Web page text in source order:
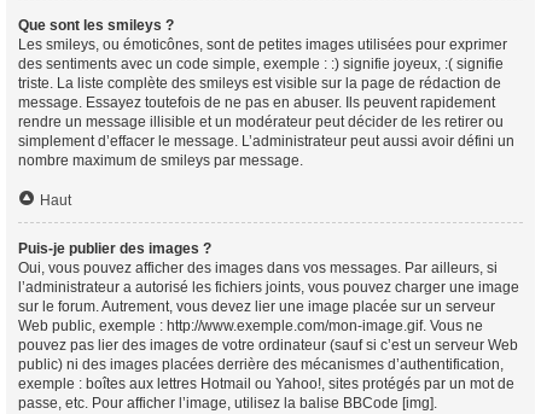
Que sont les smileys ?
Les smileys, ou émoticônes, sont de petites images utilisées pour exprimer
des sentiments avec un code simple, exemple : :) signifie joyeux, :( signifie
triste. La liste complète des smileys est visible sur la page de rédaction de
message. Essayez toutefois de ne pas en abuser. Ils peuvent rapidement
rendre un message illisible et un modérateur peut décider de les retirer ou
simplement d’effacer le message. L’administrateur peut aussi avoir défini un
nombre maximum de smileys par message.
Haut
Puis-je publier des images ?
Oui, vous pouvez afficher des images dans vos messages. Par ailleurs, si
l’administrateur a autorisé les fichiers joints, vous pouvez charger une image
sur le forum. Autrement, vous devez lier une image placée sur un serveur
Web public, exemple : http://www.exemple.com/mon-image.gif. Vous ne
pouvez pas lier des images de votre ordinateur (sauf si c’est un serveur Web
public) ni des images placées derrière des mécanismes d’authentification,
exemple : boîtes aux lettres Hotmail ou Yahoo!, sites protégés par un mot de
passe, etc. Pour afficher l’image, utilisez la balise BBCode [img].